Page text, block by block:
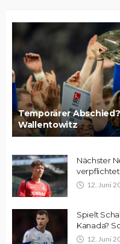
Temporärer
Wallentowitz
Nächster
12. Juni
Spielt
Kanada?
12. Juni